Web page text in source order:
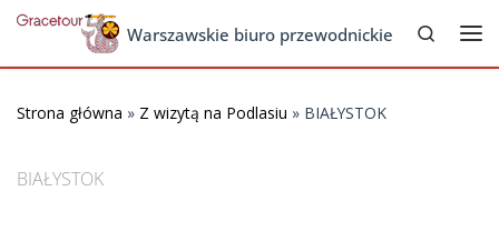
Skip to contentWarszawskie biuro przewodnickie
Search
Strona główna » Z wizytą na Podlasiu » BIAŁYSTOK
BIAŁYSTOK